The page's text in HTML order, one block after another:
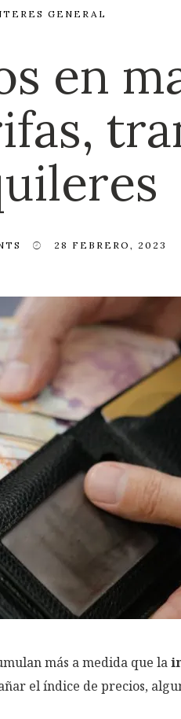
GENERAL
en
28 FEBRERO, 2023
más a medida que la
el índice de precios,